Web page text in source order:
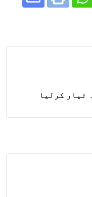
Whatsapp
Print
تیار کرلیا